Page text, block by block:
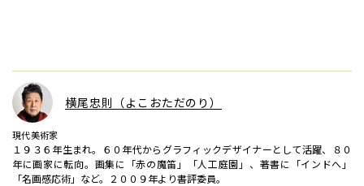
横尾忠則（よこおただのり）
現代美術家
１９３６年生まれ。６０年代からグラフィックデザイナーとして活躍、８０
年に画家に転向。画集に「赤の魔笛」「人工庭園」、著書に「インドへ」
「名画感応術」など。２００９年より書評委員。